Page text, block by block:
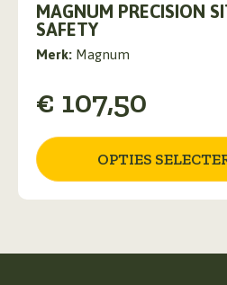
MAGNUM PRECISION
SAFETY
Merk: Magnum
€ 107,50
OPTIES
product
heeft
variaties.
optie
kan
worden
op
de